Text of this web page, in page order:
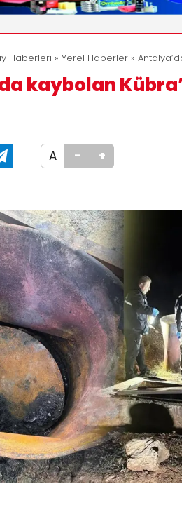
Haberleri » Yerel Haberler »
kaybolan
A - +